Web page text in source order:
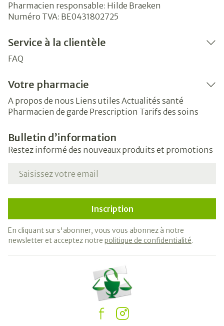
Pharmacien responsable: Hilde Braeken
Numéro TVA: BE0431802725
Service à la clientèle
FAQ
Votre pharmacie
A propos de nous Liens utiles Actualités santé
Pharmacien de garde Prescription Tarifs des soins
Bulletin d’information
Restez informé des nouveaux produits et promotions
Adresse mail
Inscription
En cliquant sur s'abonner, vous vous abonnez à notre
newsletter et acceptez notre politique de confidentialité.